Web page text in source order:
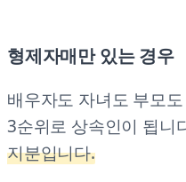
형제자매만 있는 경우
배우자도 자녀도 부모
3순위로 상속인이 됩니
지분입니다.